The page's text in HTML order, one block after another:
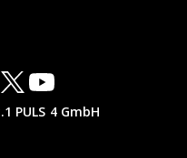
PULS 4 GmbH